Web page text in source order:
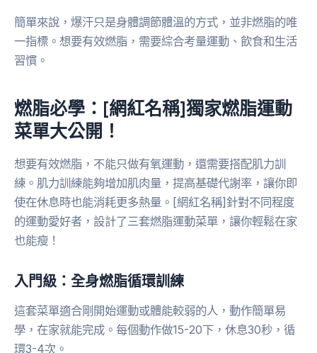
簡單來說，爆汗只是身體調節體溫的方式，並非燃脂的唯
一指標。想要有效燃脂，需要綜合考量運動、飲食和生活
習慣。
燃脂必學：[網紅名稱]獨家燃脂運動
菜單大公開！
想要有效燃脂，不能只做有氧運動，還需要搭配肌力訓
練。肌力訓練能夠增加肌肉量，提高基礎代謝率，讓你即
使在休息時也能消耗更多熱量。[網紅名稱]針對不同程度
的運動愛好者，設計了三套燃脂運動菜單，讓你輕鬆在家
也能瘦！
入門級：全身燃脂循環訓練
這套菜單適合剛開始運動或體能較弱的人，動作簡單易
學，在家就能完成。每個動作做15-20下，休息30秒，循
環3-4次。